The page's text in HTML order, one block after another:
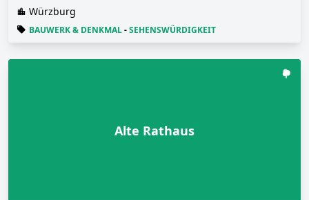
Würzburg
BAUWERK & DENKMAL-SEHENSWÜRDIGKEIT
Alte Rathaus